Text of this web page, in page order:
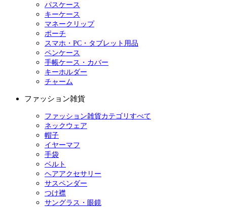
パスケース
キーケース
マネークリップ
ポーチ
スマホ・PC・タブレット用品
ペンケース
手帳ケース・カバー
キーホルダー
チャーム
ファッション雑貨
ファッション雑貨カテゴリすべて
ネックウェア
帽子
イヤーマフ
手袋
ベルト
ヘアアクセサリー
サスペンダー
つけ襟
サングラス・眼鏡